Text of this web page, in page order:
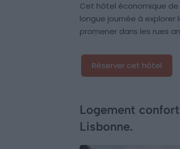
Cet hôtel économique de
longue journée à explorer
promener dans les rues
Réserver cet hôtel
Logement
Lisbonne.